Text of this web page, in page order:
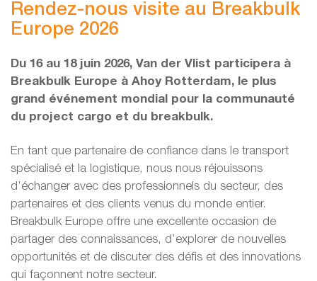
Rendez-nous visite au Breakbulk
Europe 2026
Du 16 au 18 juin 2026, Van der Vlist participera à
Breakbulk Europe à Ahoy Rotterdam, le plus
grand événement mondial pour la communauté
du project cargo et du breakbulk.
En tant que partenaire de confiance dans le transport
spécialisé et la logistique, nous nous réjouissons
d’échanger avec des professionnels du secteur, des
partenaires et des clients venus du monde entier.
Breakbulk Europe offre une excellente occasion de
partager des connaissances, d’explorer de nouvelles
opportunités et de discuter des défis et des innovations
qui façonnent notre secteur.